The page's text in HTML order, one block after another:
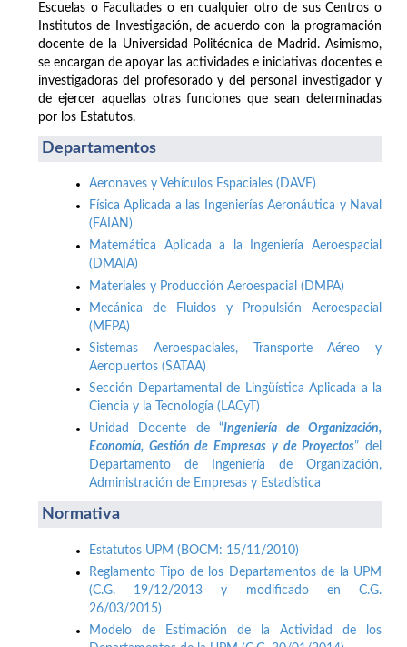
Escuelas o Facultades o en cualquier otro de sus Centros o
Institutos de Investigación, de acuerdo con la programación
docente de la Universidad Politécnica de Madrid. Asimismo,
se encargan de apoyar las actividades e iniciativas docentes e
investigadoras del profesorado y del personal investigador y
de ejercer aquellas otras funciones que sean determinadas
por los Estatutos.
Departamentos
Aeronaves y Vehículos Espaciales (DAVE)
Física Aplicada a las Ingenierías Aeronáutica y Naval
(FAIAN)
Matemática Aplicada a la Ingeniería Aeroespacial
(DMAIA)
Materiales y Producción Aeroespacial (DMPA)
Mecánica de Fluidos y Propulsión Aeroespacial
(MFPA)
Sistemas Aeroespaciales, Transporte Aéreo y
Aeropuertos (SATAA)
Sección Departamental de Lingüística Aplicada a la
Ciencia y la Tecnología (LACyT)
Unidad Docente de “Ingeniería de Organización,
Economía, Gestión de Empresas y de Proyectos” del
Departamento de Ingeniería de Organización,
Administración de Empresas y Estadística
Normativa
Estatutos UPM (BOCM: 15/11/2010)
Reglamento Tipo de los Departamentos de la UPM
(C.G. 19/12/2013 y modificado en C.G.
26/03/2015)
Modelo de Estimación de la Actividad de los